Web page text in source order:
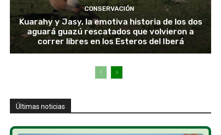
CONSERVACIÓN
Kuarahy y Jasy, la emotiva historia de los dos
aguará guazú rescatados que volvieron a
correr libres en los Esteros del Iberá
Últimas noticias